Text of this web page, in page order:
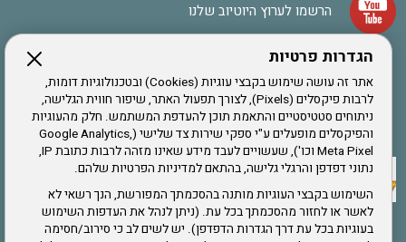
הגדרות פרטיות
אתר זה עושה שימוש בקבצי עוגיות (Cookies) ובטכנולוגיות דומות,
לרבות פיקסלים (Pixels), לצורך תפעול האתר, שיפור חווית הגלישה,
ניתוחים סטטיסטיים והתאמת תוכן להעדפת המשתמש. חלק מהעוגיות
והפיקסלים מופעלים ע"י ספקי שירות צד שלישי (Google Analytics,
Meta Pixel וכו'), שעשויים לעבד מידע שאינו מזהה לרבות כתובת IP,
נתוני דפדפן והרגלי גלישה, בהתאם למדיניות הפרטיות שלהם.
השימוש בקבצי העוגיות מותנה בהסכמתך המפורשת, הנך רשאי לא
לאשר או לחזור מהסכמתך בכל עת. (ניתן לנהל את העדפות השימוש
בעוגיות בכל עת דרך הגדרות הדפדפן). יש לשים לב כי סירוב/חסימה
הרשמו לערוץ היוטיוב שלנו
אתר צה"ל
תקנון האתר